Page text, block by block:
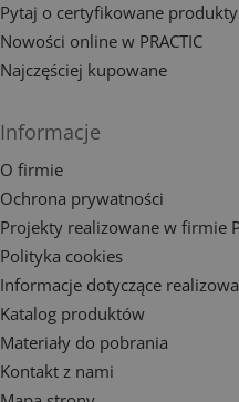
Pytaj o certyfikowane
Nowości online w PRACTIC
Najczęściej kupowane
Informacje
O firmie
Ochrona prywatności
Projekty realizowane w firmie
Polityka cookies
Informacje dotyczące
Katalog produktów
Materiały do pobrania
Kontakt z nami